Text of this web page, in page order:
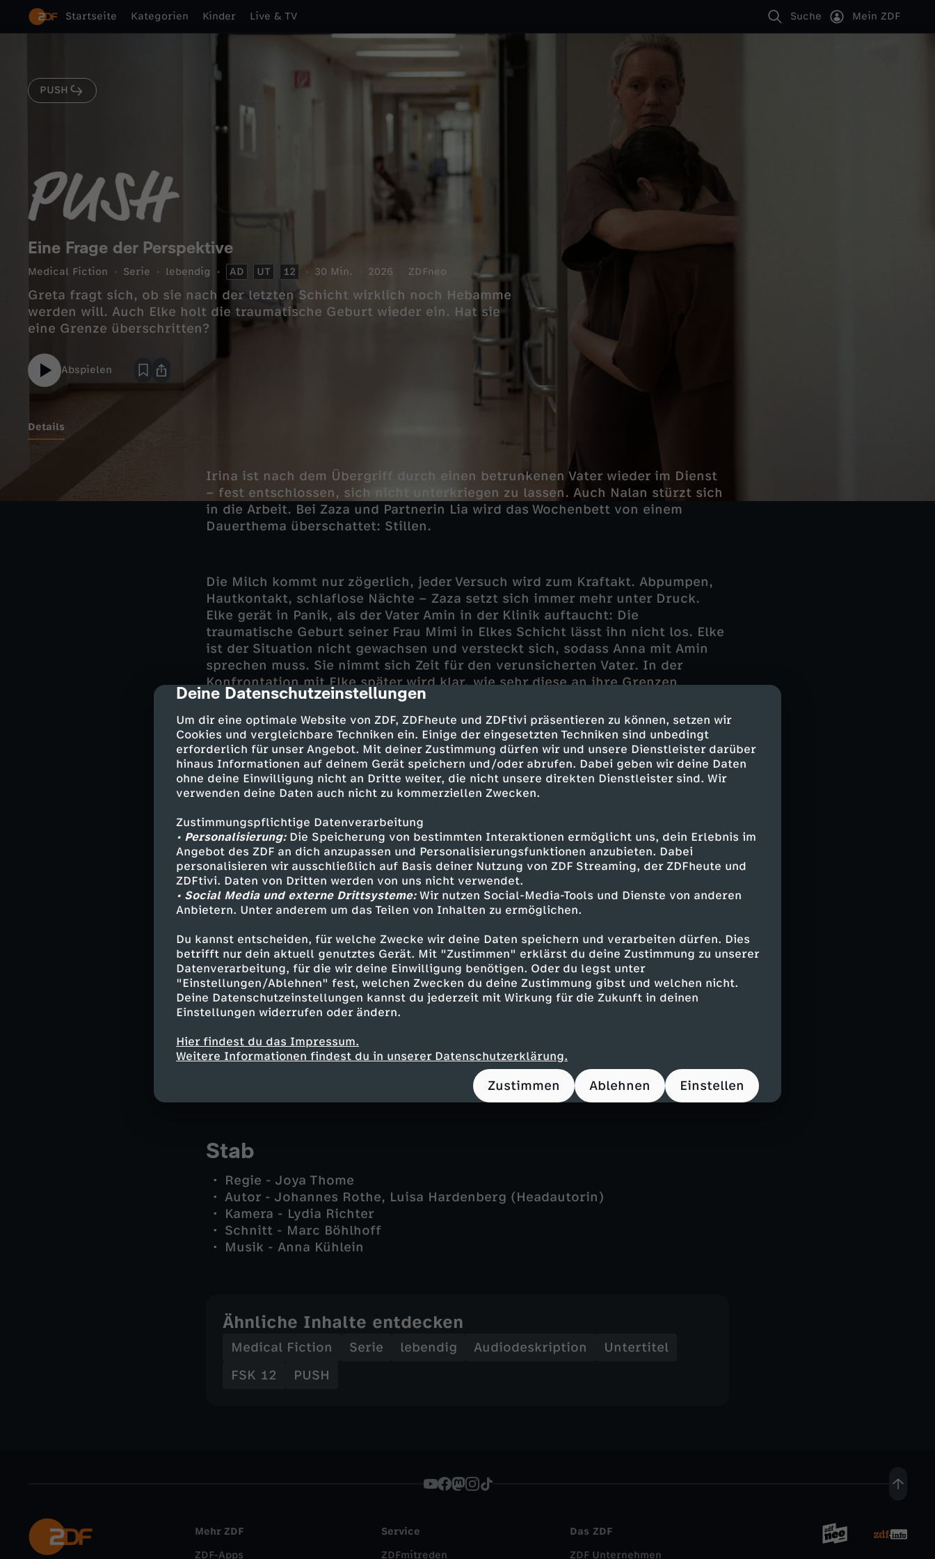
cmp-dialog-description
Deine Datenschutzeinstellungen
Um dir eine optimale Website von ZDF, ZDFheute und ZDFtivi präsentieren zu können, setzen wir
Cookies und vergleichbare Techniken ein. Einige der eingesetzten Techniken sind unbedingt
erforderlich für unser Angebot. Mit deiner Zustimmung dürfen wir und unsere Dienstleister darüber
hinaus Informationen auf deinem Gerät speichern und/oder abrufen. Dabei geben wir deine Daten
ohne deine Einwilligung nicht an Dritte weiter, die nicht unsere direkten Dienstleister sind. Wir
verwenden deine Daten auch nicht zu kommerziellen Zwecken.
Zustimmungspflichtige Datenverarbeitung
• Personalisierung:Die Speicherung von bestimmten Interaktionen ermöglicht uns, dein Erlebnis im
Angebot des ZDF an dich anzupassen und Personalisierungsfunktionen anzubieten. Dabei
personalisieren wir ausschließlich auf Basis deiner Nutzung von ZDF Streaming, der ZDFheute und
ZDFtivi. Daten von Dritten werden von uns nicht verwendet.
• Social Media und externe Drittsysteme:Wir nutzen Social-Media-Tools und Dienste von anderen
Anbietern. Unter anderem um das Teilen von Inhalten zu ermöglichen.
Du kannst entscheiden, für welche Zwecke wir deine Daten speichern und verarbeiten dürfen. Dies
betrifft nur dein aktuell genutztes Gerät. Mit "Zustimmen" erklärst du deine Zustimmung zu unserer
Datenverarbeitung, für die wir deine Einwilligung benötigen. Oder du legst unter
"Einstellungen/Ablehnen" fest, welchen Zwecken du deine Zustimmung gibst und welchen nicht.
Deine Datenschutzeinstellungen kannst du jederzeit mit Wirkung für die Zukunft in deinen
Einstellungen widerrufen oder ändern.
Hier findest du das Impressum.
Weitere Informationen findest du in unserer Datenschutzerklärung.
Zustimmen Ablehnen Einstellen
Startseite Kategorien Kinder Live & TV Suche Mein ZDF
PUSH
Eine Frage der Perspektive
Medical Fiction Serie lebendig AD UT 12 30 Min. 2026 ZDFneo
Greta fragt sich, ob sie nach der letzten Schicht wirklich noch Hebamme
werden will. Auch Elke holt die traumatische Geburt wieder ein. Hat sie
eine Grenze überschritten?
Abspielen
Details
Irina ist nach dem Übergriff durch einen betrunkenen Vater wieder im Dienst
– fest entschlossen, sich nicht unterkriegen zu lassen. Auch Nalan stürzt sich
in die Arbeit. Bei Zaza und Partnerin Lia wird das Wochenbett von einem
Dauerthema überschattet: Stillen.
Die Milch kommt nur zögerlich, jeder Versuch wird zum Kraftakt. Abpumpen,
Hautkontakt, schlaflose Nächte – Zaza setzt sich immer mehr unter Druck.
Elke gerät in Panik, als der Vater Amin in der Klinik auftaucht: Die
traumatische Geburt seiner Frau Mimi in Elkes Schicht lässt ihn nicht los. Elke
ist der Situation nicht gewachsen und versteckt sich, sodass Anna mit Amin
sprechen muss. Sie nimmt sich Zeit für den verunsicherten Vater. In der
Konfrontation mit Elke später wird klar, wie sehr diese an ihre Grenzen
gegangen ist – und darüber hinaus. Zwischen all dem Stillstand beim Thema
Kinderwunsch findet Nalan endlich wieder Zugang zu David. Zum ersten Mal
sprechen beide offen über die Fehlgeburt und den verdrängten Schmerz.
David öffnet sich. Nalan hört zu.
Nalan Arzouni - Mariam Hage
Anna Koch - Anna Schudt
Greta Malinger - Lydia Amasko
Dr. Barbara Keller - Idil Üner
Dr. Charlotte Mohn - Katia Fellin
Irina Petrenko - Katja Hutko
Elke - Marie Rosa Tietjen
Meryem - Tua El-Fawwal
Younes - Bruno Banarby
David Mansour - Hassan Akkouch
Zaza - Livia Matthes
Lia - Pia Amofa-Antwi
Amin - Malik Blumenthal
Stab
Regie - Joya Thome
Autor - Johannes Rothe, Luisa Hardenberg (Headautorin)
Kamera - Lydia Richter
Schnitt - Marc Böhlhoff
Musik - Anna Kühlein
Ähnliche Inhalte entdecken
Medical Fiction Serie lebendig Audiodeskription
Untertitel
FSK 12
PUSH
Mehr ZDF
ZDF-Apps
Service
ZDFmitreden
Das ZDF
ZDF Unternehmen